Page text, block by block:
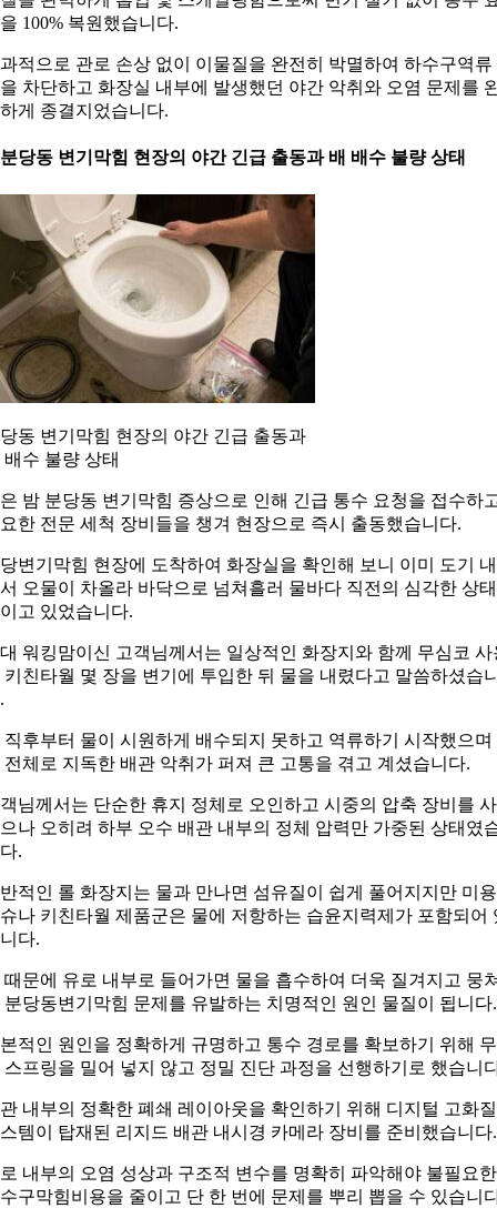
100% 복원했습니다.
적으로 관로 손상 없이 이물질을 완전히 박멸하여 하수구역류
차단하고 화장실 내부에 발생했던 야간 악취와 오염 문제를
게 종결지었습니다.
당동 변기막힘 현장의 야간 긴급 출동과 배 배수 불량 상태
동 변기막힘 현장의 야간 긴급 출동과
배수 불량 상태
밤 분당동 변기막힘 증상으로 인해 긴급 통수 요청을 접수하
한 전문 세척 장비들을 챙겨 현장으로 즉시 출동했습니다.
변기막힘 현장에 도착하여 화장실을 확인해 보니 이미 도기
오물이 차올라 바닥으로 넘쳐흘러 물바다 직전의 심각한 상
고 있었습니다.
워킹맘이신 고객님께서는 일상적인 화장지와 함께 무심코 사
키친타월 몇 장을 변기에 투입한 뒤 물을 내렸다고 말씀하셨습
직후부터 물이 시원하게 배수되지 못하고 역류하기 시작했으며
전체로 지독한 배관 악취가 퍼져 큰 고통을 겪고 계셨습니다.
님께서는 단순한 휴지 정체로 오인하고 시중의 압축 장비를
나 오히려 하부 오수 배관 내부의 정체 압력만 가중된 상태였
.
적인 롤 화장지는 물과 만나면 섬유질이 쉽게 풀어지지만 미용
나 키친타월 제품군은 물에 저항하는 습윤지력제가 포함되어
다.
때문에 유로 내부로 들어가면 물을 흡수하여 더욱 질겨지고 뭉
분당동변기막힘 문제를 유발하는 치명적인 원인 물질이 됩니다.
적인 원인을 정확하게 규명하고 통수 경로를 확보하기 위해
스프링을 밀어 넣지 않고 정밀 진단 과정을 선행하기로 했습니
내부의 정확한 폐쇄 레이아웃을 확인하기 위해 디지털 고화질
템이 탑재된 리지드 배관 내시경 카메라 장비를 준비했습니다.
내부의 오염 성상과 구조적 변수를 명확히 파악해야 불필요한
구막힘비용을 줄이고 단 한 번에 문제를 뿌리 뽑을 수 있습니